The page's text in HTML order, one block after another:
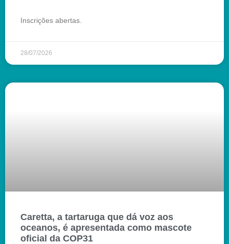
Inscrições abertas.
28/07/2026
Caretta, a tartaruga que dá voz aos
oceanos, é apresentada como mascote
oficial da COP31